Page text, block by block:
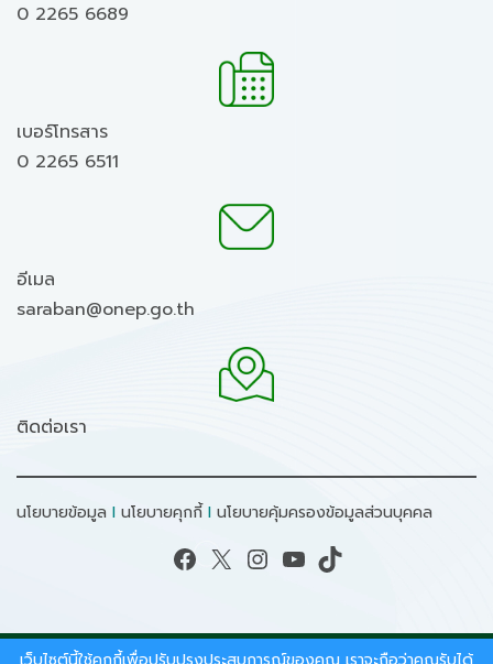
0 2265 6689
เบอร์โทรสาร
0 2265 6511
อีเมล
saraban@onep.go.th
ติดต่อเรา
นโยบายข้อมูล I นโยบายคุกกี้I นโยบายคุ้มครองข้อมูลส่วนบุคคล
Facebook X Instagram YouTube TikTok